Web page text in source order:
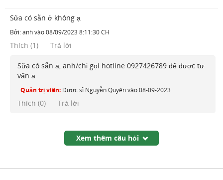
Sữa có sẵn ở không ạ
Bởi:anhvào08/09/2023 8:11:30 CH
Thích (1) Trả lời
Sữa có sẵn ạ, anh/chị gọi hotline 0927426789 để được tư
vấn ạ
Quản trị viên: Dược sĩ Nguyễn Quyênvào08-09-2023
Thích (0) Trả lời
Xem thêm câu hỏi